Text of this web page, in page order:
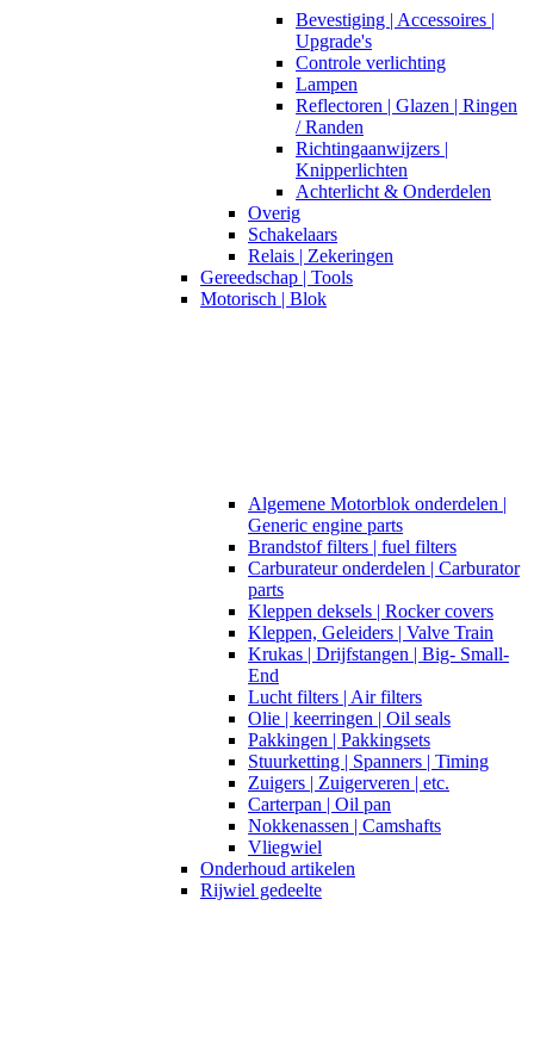
Bevestiging | Accessoires |
Upgrade's
Controle verlichting
Lampen
Reflectoren | Glazen | Ringen
/ Randen
Richtingaanwijzers |
Knipperlichten
Achterlicht & Onderdelen
Overig
Schakelaars
Relais | Zekeringen
Gereedschap | Tools
Motorisch | Blok
Algemene Motorblok onderdelen |
Generic engine parts
Brandstof filters | fuel filters
Carburateur onderdelen | Carburator
parts
Kleppen deksels | Rocker covers
Kleppen, Geleiders | Valve Train
Krukas | Drijfstangen | Big- Small-
End
Lucht filters | Air filters
Olie | keerringen | Oil seals
Pakkingen | Pakkingsets
Stuurketting | Spanners | Timing
Zuigers | Zuigerveren | etc.
Carterpan | Oil pan
Nokkenassen | Camshafts
Vliegwiel
Onderhoud artikelen
Rijwiel gedeelte